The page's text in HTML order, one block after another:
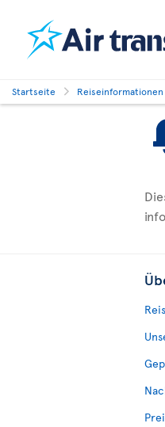
Startseite Reiseinformationen